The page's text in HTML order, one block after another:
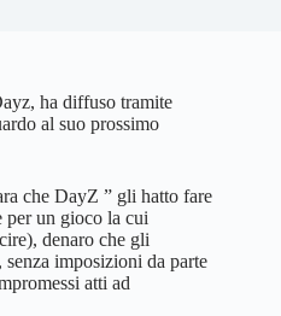
ha diffuso tramite
al suo prossimo
che DayZ ” gli hatto fare
per un gioco la cui
denaro che gli
imposizioni da parte
atti ad